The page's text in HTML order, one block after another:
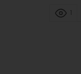
1